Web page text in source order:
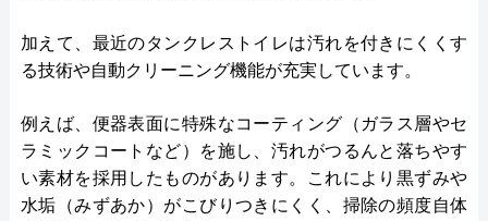
加えて、最近のタンクレストイレは汚れを付きにくくす
る技術や自動クリーニング機能が充実しています。
例えば、便器表面に特殊なコーティング（ガラス層やセ
ラミックコートなど）を施し、汚れがつるんと落ちやす
い素材を採用したものがあります。これにより黒ずみや
水垢（みずあか）がこびりつきにくく、掃除の頻度自体